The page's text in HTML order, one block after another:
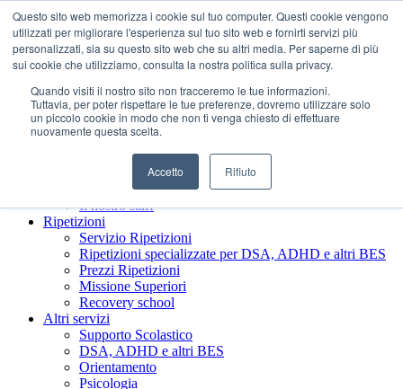
Questo sito web memorizza i cookie sul tuo computer. Questi cookie vengono
utilizzati per migliorare l'esperienza sul tuo sito web e fornirti servizi più
personalizzati, sia su questo sito web che su altri media. Per saperne di più
sui cookie che utilizziamo, consulta la nostra politica sulla privacy.
Quando visiti il ​​nostro sito non tracceremo le tue informazioni.
Tuttavia, per poter rispettare le tue preferenze, dovremo utilizzare solo
un piccolo cookie in modo che non ti venga chiesto di effettuare
nuovamente questa scelta.
Accetto Rifiuto
Presentazione Società Benefit
Il nostro staff
Ripetizioni
Servizio Ripetizioni
Ripetizioni specializzate per DSA, ADHD e altri BES
Prezzi Ripetizioni
Missione Superiori
Recovery school
Altri servizi
Supporto Scolastico
DSA, ADHD e altri BES
Orientamento
Psicologia